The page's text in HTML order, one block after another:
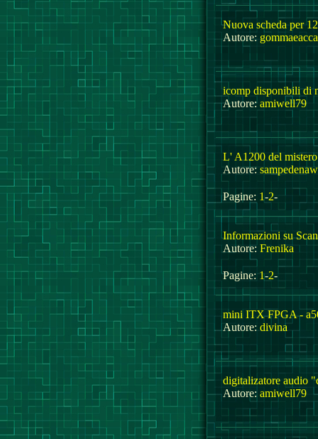
Nuova scheda per
Autore: gommaeacca
icomp disponibili di
Autore:amiwell79
L' A1200 del
Autore:
Pagine: 1-2-
Informazioni su
Autore: Frenika
Pagine: 1-2-
mini ITX FPGA -
Autore: divina
digitalizatore audio
Autore: amiwell79